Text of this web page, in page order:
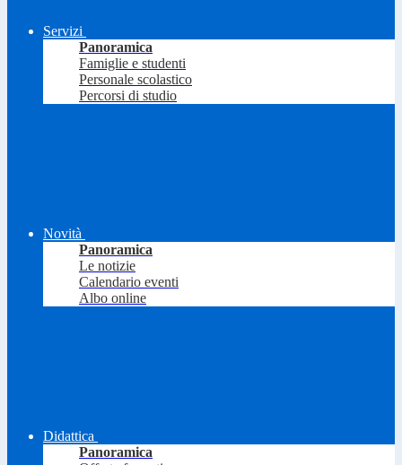
Servizi
Panoramica
Famiglie e studenti
Personale scolastico
Percorsi di studio
Novità
Panoramica
Le notizie
Calendario eventi
Albo online
Didattica
Panoramica